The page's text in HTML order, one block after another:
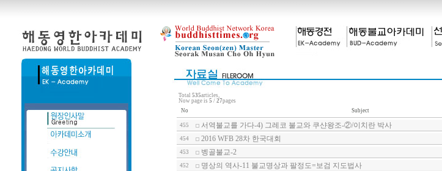
Total 535articles,
Now page is 5 / 27pages
No
Subject
455 서역불교를 가다-4) 그레코 불교와 쿠샨왕조-②/이치란 박사
454 2016 WFB 28차 한국대회
453 벵골불교-2
452 명상의 역사-11 불교명상과 팔정도=보검 지도법사